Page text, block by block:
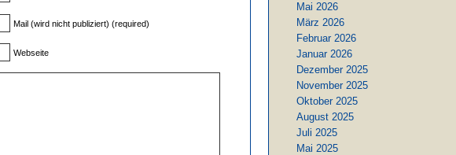
Mail (wird nicht publiziert) (required)
Webseite
Mai 2026
März 2026
Februar 2026
Januar 2026
Dezember 2025
November 2025
Oktober 2025
August 2025
Juli 2025
Mai 2025